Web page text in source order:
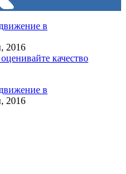
в
2016
в
2016